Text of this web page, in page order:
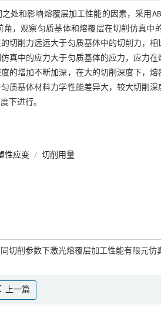
处和影响熔覆层加工性能的因素，采用
，观察匀质基体和熔覆层在切削仿真
切削力远远大于匀质基体中的切削力，
真中的应力大于匀质基体的应力，应力
的增加不断加深，在大的切削深度下，
质基体材料力学性能差异大，较大切削
下进行。
性应变 / 切削用量
切削参数下激光熔覆层加工性能有限元仿
上一篇